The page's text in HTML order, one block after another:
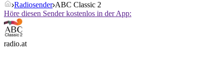
Radiosender ABC Classic 2
Höre diesen Sender kostenlos in der App:
radio.at